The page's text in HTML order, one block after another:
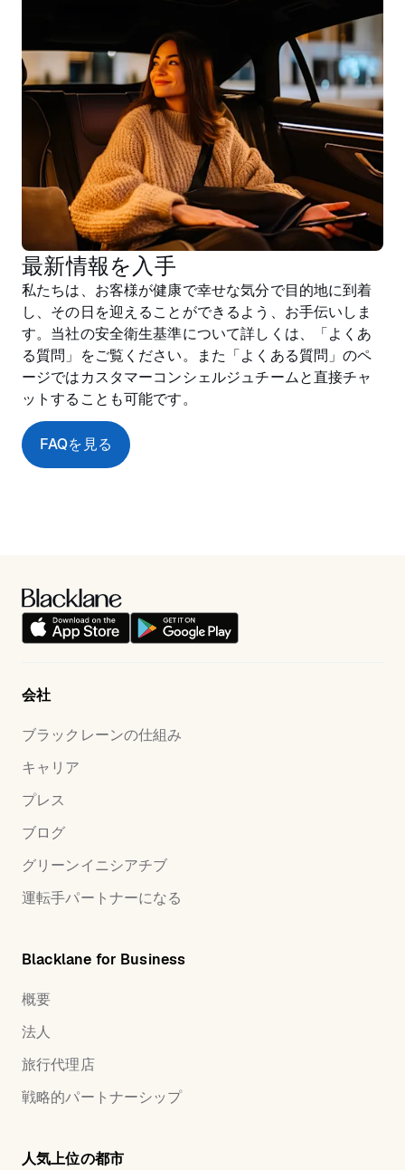
最新情報を入手
私たちは、お客様が健康で幸せな気分で目的地に到着
し、その日を迎えることができるよう、お手伝いしま
す。当社の安全衛生基準について詳しくは、「よくあ
る質問」をご覧ください。また「よくある質問」のペ
ージではカスタマーコンシェルジュチームと直接チャ
ットすることも可能です。
FAQを見る
会社
ブラックレーンの仕組み
キャリア
プレス
ブログ
グリーンイニシアチブ
運転手パートナーになる
Blacklane for Business
概要
法人
旅行代理店
戦略的パートナーシップ
人気上位の都市